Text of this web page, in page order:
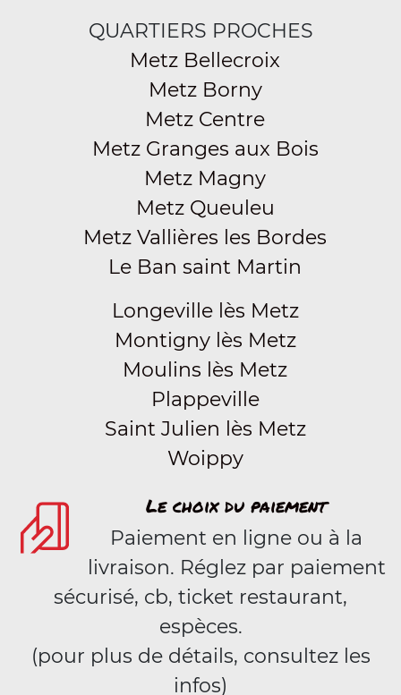
QUARTIERS PROCHES
Metz Bellecroix
Metz Borny
Metz Centre
Metz Granges aux Bois
Metz Magny
Metz Queuleu
Metz Vallières les Bordes
Le Ban saint Martin
Longeville lès Metz
Montigny lès Metz
Moulins lès Metz
Plappeville
Saint Julien lès Metz
Woippy
Le choix du paiement
Paiement en ligne ou à la
livraison. Réglez par paiement
sécurisé, cb, ticket restaurant,
espèces.
(pour plus de détails, consultez les
infos)